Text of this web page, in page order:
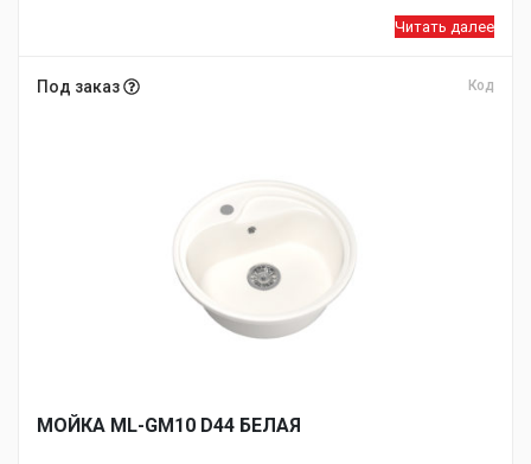
Читать далее
Под заказ Код
МОЙКA ML-GM10 D44 БЕЛАЯ